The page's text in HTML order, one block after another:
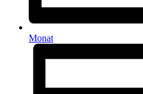
Monat